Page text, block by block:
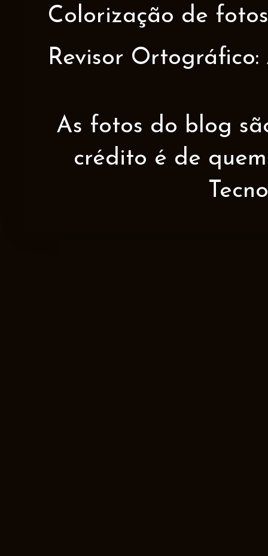
Colorização de
Revisor Ortográfico:
As fotos do blog
crédito é de